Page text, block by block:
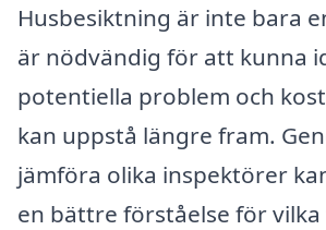
Husbesiktning är inte bara
är nödvändig för att kunna
potentiella problem och
kan uppstå längre fram.
jämföra olika inspektörer
en bättre förståelse för